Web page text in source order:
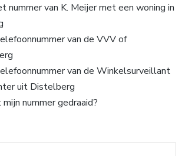
nummer van K. Meijer met een woning in
van de VVV of
van de Winkelsurveillant
uit Distelberg
nummer gedraaid?